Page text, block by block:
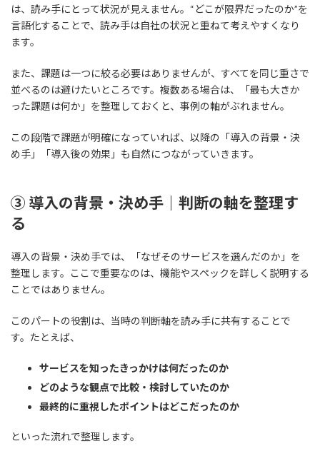
は、読み手にとって状況が見えません。“どこが限界だったのか”を
言語化することで、読み手は自社の状況と重ねて考えやすくなり
ます。
また、課題は一つに絞る必要はありませんが、すべてを同じ重さで
並べるのは避けたいところです。複数ある場合は、「最も大きか
った課題は何か」を整理しておくと、事例の軸がぶれません。
この段階で課題が明確になっていれば、以降の「導入の背景・決
め手」「導入後の効果」も自然につながっていきます。
③ 導入の背景・決め手｜判断の軸を整理す
る
導入の背景・決め手では、「なぜそのサービスを選んだのか」を
整理します。ここで重要なのは、機能やスペックを詳しく説明する
ことではありません。
このパートの役割は、当時の判断軸を読み手に共有することで
す。たとえば、
サービスを知ったきっかけは何だったのか
どのような観点で比較・検討していたのか
最終的に重視したポイントはどこだったのか
といった流れで整理します。